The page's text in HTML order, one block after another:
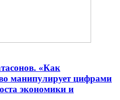
«Как
манипулирует цифрами
экономики и